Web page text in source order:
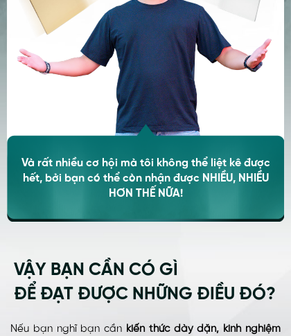
Và rất nhiều cơ hội mà tôi không thể liệt kê được
hết, bởi bạn có thể còn nhận được NHIỀU, NHIỀU
HƠN THẾ NỮA!
VẬY BẠN CẦN CÓ GÌ
ĐỂ ĐẠT ĐƯỢC NHỮNG ĐIỀU ĐÓ?
Nếu bạn nghĩ bạn cần kiến thức dày dặn, kinh nghiệm